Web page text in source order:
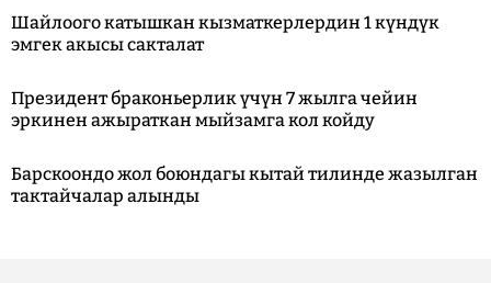
Шайлоого катышкан кызматкерлердин 1 күндүк
эмгек акысы сакталат
Президент браконьерлик үчүн 7 жылга чейин
эркинен ажыраткан мыйзамга кол койду
Барскоондо жол боюндагы кытай тилинде жазылган
тактайчалар алынды